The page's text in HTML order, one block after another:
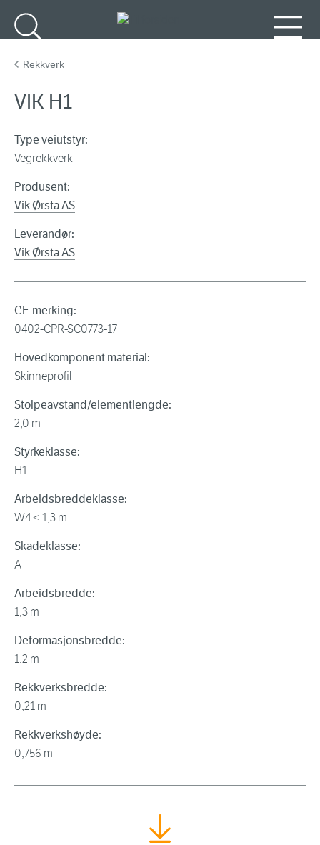
Rekkverk
VIK H1
Type veiutstyr:
Vegrekkverk
Produsent:
Vik Ørsta AS
Leverandør:
Vik Ørsta AS
CE-merking:
0402-CPR-SC0773-17
Hovedkomponent material:
Skinneprofil
Stolpeavstand/elementlengde:
2,0 m
Styrkeklasse:
H1
Arbeidsbreddeklasse:
W4 ≤ 1,3 m
Skadeklasse:
A
Arbeidsbredde:
1,3 m
Deformasjonsbredde:
1,2 m
Rekkverksbredde:
0,21 m
Rekkverkshøyde:
0,756 m